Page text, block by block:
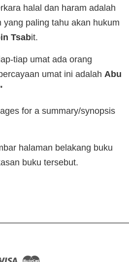
halal dan haram adalah
yang paling tahu akan hukum
Tsabit.
tiap umat ada orang
umat ini adalah Abu
for a summary/synopsis
halaman belakang buku
buku tersebut.
Visa